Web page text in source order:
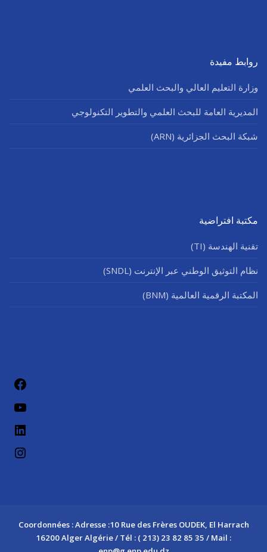
روابط مفيدة
وزارة التعليم العالي والبحث العلمي
المديرية العامة للبحث العلمي والتطوير التكنولوجي
شبكة البحث الجزائرية (ARN)
مكتبة افتراضية
تقنية الهندسة (TI)
نظام التوثيق الوطني عبر الإنترنت (SNDL)
المكتبة الرقمية العالمية (BNM)
Coordonnées : Adresse :10 Rue des Frères OUDEK, El Harrach
16200 Alger Algérie / Tél : ( 213) 23 82 85 35 / Mail :